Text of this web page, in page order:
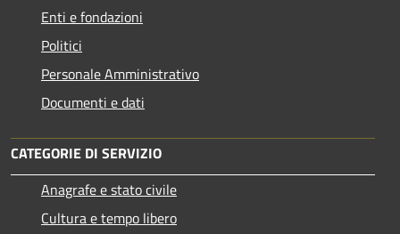
Enti e fondazioni
Politici
Personale Amministrativo
Documenti e dati
CATEGORIE DI SERVIZIO
Anagrafe e stato civile
Cultura e tempo libero